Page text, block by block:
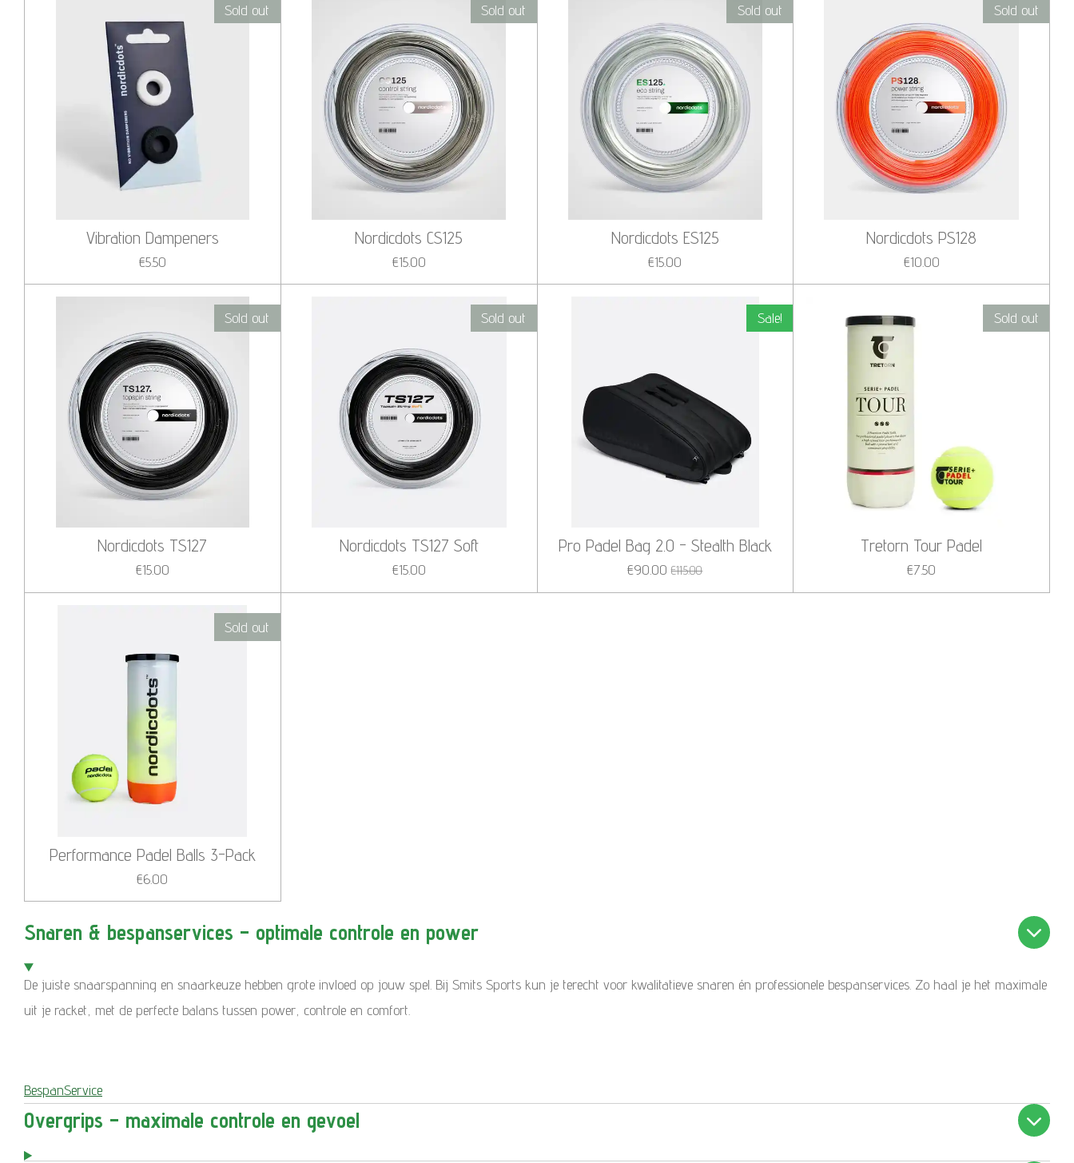
Sold out
Vibration Dampeners
€5.50
Sold out
Nordicdots CS125
€15.00
Sold out
Nordicdots ES125
€15.00
Sold out
Nordicdots PS128
€10.00
Sold out
Nordicdots TS127
€15.00
Sold out
Nordicdots TS127 Soft
€15.00
Sale!
Pro Padel Bag 2.0 - Stealth Black
€90.00 €115.00
Sold out
Tretorn Tour Padel
€7.50
Sold out
Performance Padel Balls 3-Pack
€6.00
Snaren & bespanservices – optimale controle en power
De juiste snaarspanning en snaarkeuze hebben grote invloed op jouw spel. Bij Smits Sports kun je terecht voor kwalitatieve snaren én professionele bespanservices. Zo haal je het maximale
uit je racket, met de perfecte balans tussen power, controle en comfort.
BespanService
Overgrips – maximale controle en gevoel